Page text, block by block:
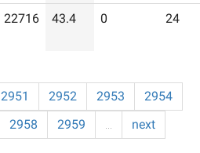
22716 43.4 0 24
2951 2952 2953
2954
2958 2959 …
next